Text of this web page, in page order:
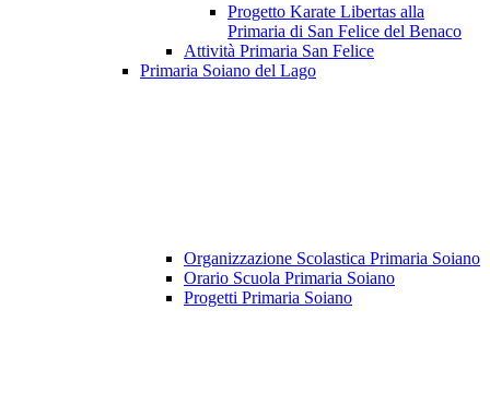
Progetto Karate Libertas alla
Primaria di San Felice del Benaco
Attività Primaria San Felice
Primaria Soiano del Lago
Organizzazione Scolastica Primaria Soiano
Orario Scuola Primaria Soiano
Progetti Primaria Soiano